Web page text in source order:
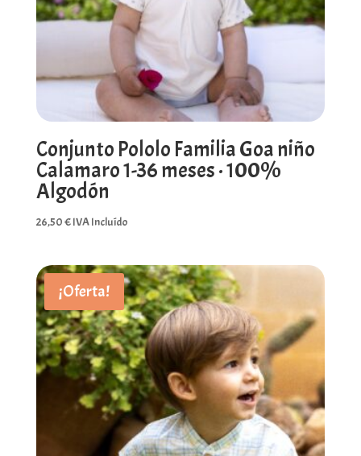
Conjunto Pololo Familia Goa niño
Calamaro 1-36 meses · 100%
Algodón
26,50€IVA Incluído
¡Oferta!